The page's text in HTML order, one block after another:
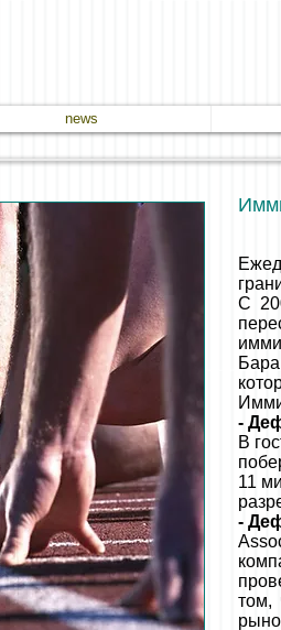
news
С
-
В
11
-
том,